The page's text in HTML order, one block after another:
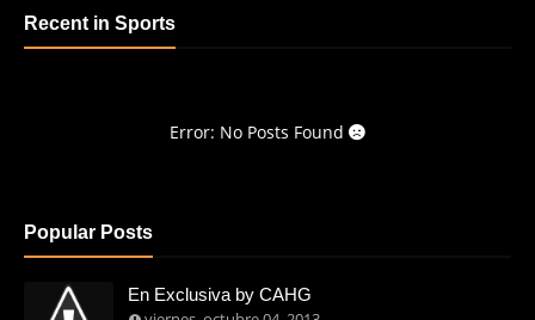
Recent in Sports
Error: No Posts Found
Popular Posts
En Exclusiva by CAHG